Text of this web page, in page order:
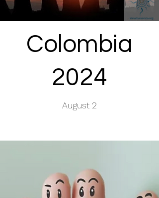
Colombia
2024
August 2